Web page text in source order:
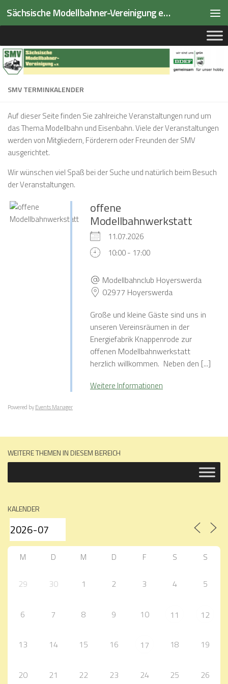
Zum Inhalt springen Sächsische Modellbahner-Vereinigung e.V.
SMV TERMINKALENDER
Auf dieser Seite finden Sie zahlreiche Veranstaltungen rund um
das Thema Modellbahn und Eisenbahn. Viele der Veranstaltungen
werden von Mitgliedern, Förderern oder Freunden der SMV
ausgerichtet.
Wir wünschen viel Spaß bei der Suche und natürlich beim Besuch
der Veranstaltungen.
offene
Modellbahnwerkstatt
11.07.2026
10:00 - 17:00
Modellbahnclub Hoyerswerda
02977 Hoyerswerda
Große und kleine Gäste sind uns in
unseren Vereinsräumen in der
Energiefabrik Knappenrode zur
offenen Modellbahnwerkstatt
herzlich willkommen. Neben den [...]
Weitere Informationen
Powered byEvents Manager
WEITERE THEMEN IN DIESEM BEREICH
KALENDER
M D M D F S S
29 30 1 2 3 4 5
6 7 8 9 10 11 12
13 14 15 16 17 18 19
20 21 22 23 24 25 26